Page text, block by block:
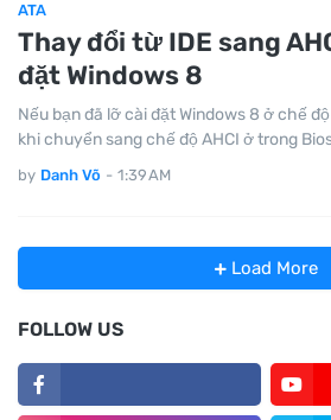
ATA
Thay đổi từ IDE sang
đặt Windows 8
Nếu bạn đã lỡ cài đặt Windows 8 ở chế
khi chuyển sang chế độ AHCI ở trong
by Danh Võ - 1:39 AM
Load More
FOLLOW US